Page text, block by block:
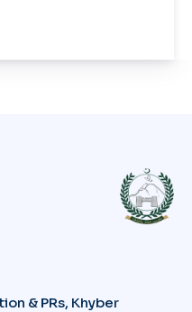
& PRs, Khyber